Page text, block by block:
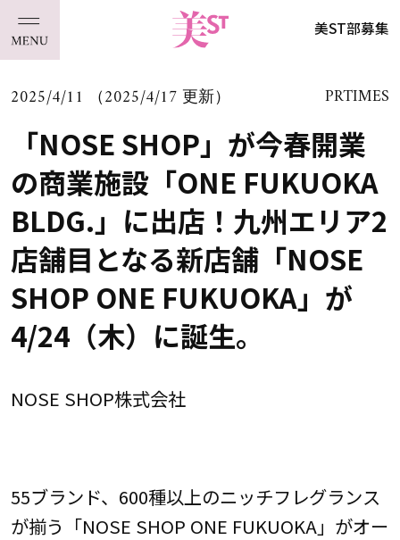
美ST部募集
2025/4/11 （2025/4/17 更新） PRTIMES
「NOSE SHOP」が今春開業
の商業施設「ONE FUKUOKA
BLDG.」に出店！九州エリア2
店舗目となる新店舗「NOSE
SHOP ONE FUKUOKA」が
4/24（木）に誕生。
NOSE SHOP株式会社
55ブランド、600種以上のニッチフレグランス
が揃う「NOSE SHOP ONE FUKUOKA」がオー